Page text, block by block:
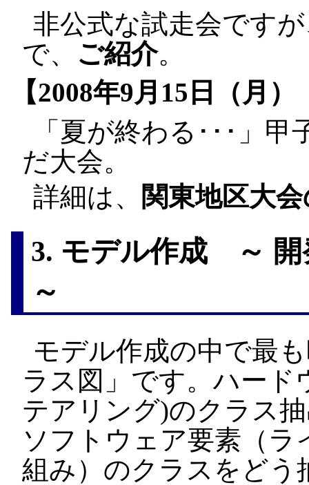
非公式な試走会です
で、 ご紹介。
【2008年9月15日（月
「夏が終わる･･･」
だ大会。
詳細は、
関東地区大
3. モデル作成 ～ 開
～
モデル作成の中で最
ラス図」です。ハー
テアリング)のクラス
ソフトウェア要素（
組み）のクラスをどう